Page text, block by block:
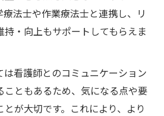
法士や作業療法士と連携し、リ
・向上もサポートしてもらえま
は看護師とのコミュニケーション
こともあるため、気になる点や要
が大切です。これにより、より